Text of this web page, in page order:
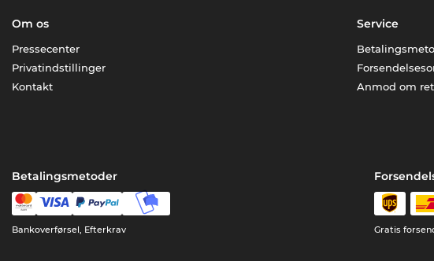
Om os
Pressecenter
Privatindstillinger
Kontakt
Service
Anmod om
Betalingsmetoder
Bankoverførsel, Efterkrav Gratis